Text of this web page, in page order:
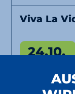
Viva La
A Tribute to
24.10.
20:00 Uhr